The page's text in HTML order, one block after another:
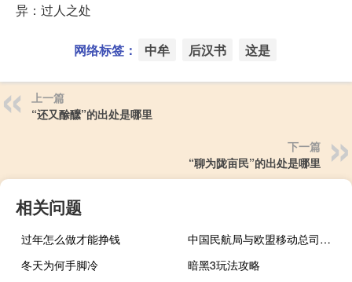
异：过人之处
网络标签： 中牟 后汉书 这是
上一篇
“还又酴醿”的出处是哪里
下一篇
“聊为陇亩民”的出处是哪里
相关问题
过年怎么做才能挣钱
中国民航局与欧盟移动总司举行会谈当地时间
冬天为何手脚冷
暗黑3玩法攻略